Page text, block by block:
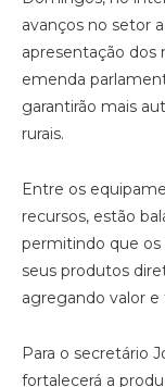
avanços no setor
apresentação dos
emenda
garantirão mais
rurais.
Entre os
recursos, estão
permitindo que os
seus produtos
agregando valor e
Para o secretário
fortalecerá a